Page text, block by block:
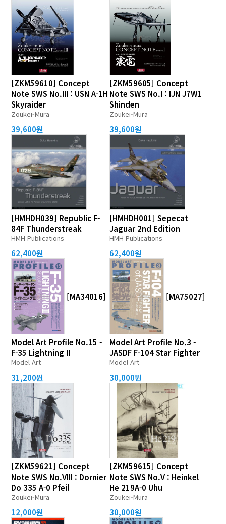
[ZKM59610] Concept
Note SWS No.III : USN A-1H
Skyraider
Zoukei-Mura
39,600원
[ZKM59605] Concept
Note SWS No.I : IJN J7W1
Shinden
Zoukei-Mura
39,600원
[HMHDH039] Republic F-
84F Thunderstreak
HMH Publications
62,400원
[HMHDH001] Sepecat
Jaguar 2nd Edition
HMH Publications
62,400원
[MA34016]
Model Art Profile No.15 -
F-35 Lightning II
Model Art
31,200원
[MA75027]
Model Art Profile No.3 -
JASDF F-104 Star Fighter
Model Art
30,000원
[ZKM59621] Concept
Note SWS No.VIII : Dornier
Do 335 A-0 Pfeil
Zoukei-Mura
12,000원
[ZKM59615] Concept
Note SWS No.V : Heinkel
He 219A-0 Uhu
Zoukei-Mura
30,000원